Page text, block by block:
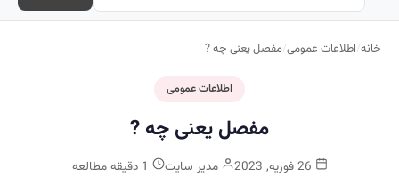
خانه/اطلاعات عمومی/مفصل یعنی چه ?
اطلاعات عمومی
مفصل یعنی چه ?
مدیر سایت